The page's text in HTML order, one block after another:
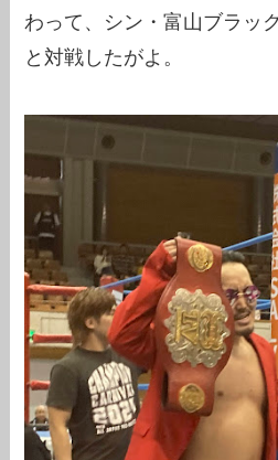
わって、シン・富山ブラッ
と対戦したがよ。